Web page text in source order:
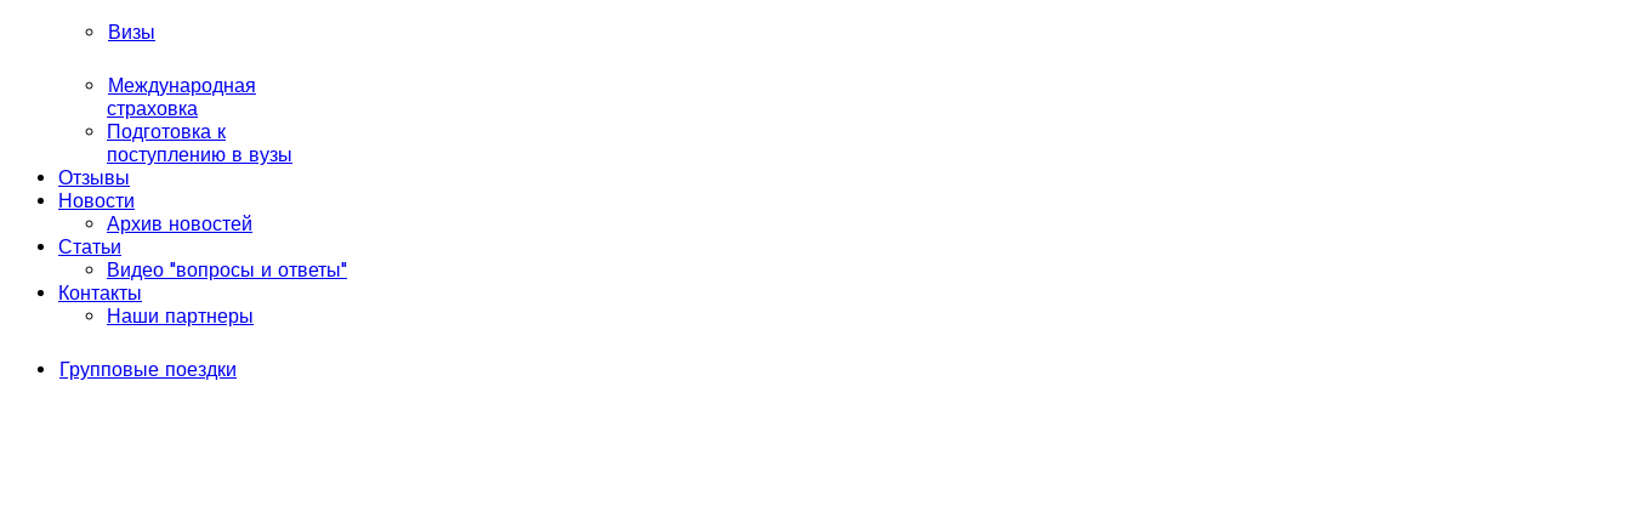
Визы
Международная
страховка
Подготовка к
поступлению в вузы
Отзывы
Новости
Архив новостей
Статьи
Видео "вопросы и ответы"
Контакты
Наши партнеры
Групповые поездки